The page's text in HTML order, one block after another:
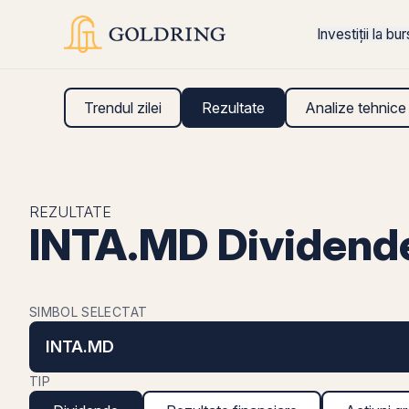
Investiții la
Trendul zilei Rezultate Analize tehnice
REZULTATE
INTA.MD
SIMBOL SELECTAT
INTA.MD
TIP